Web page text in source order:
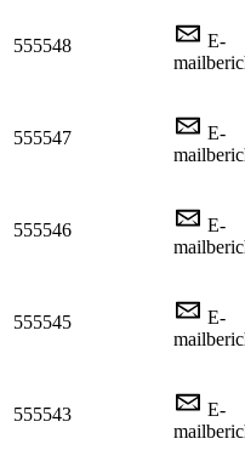
555548
E-
555547
E-
555546
E-
555545
E-
555543
E-